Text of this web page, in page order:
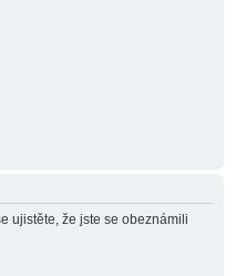
ujistěte, že jste se obeznámili